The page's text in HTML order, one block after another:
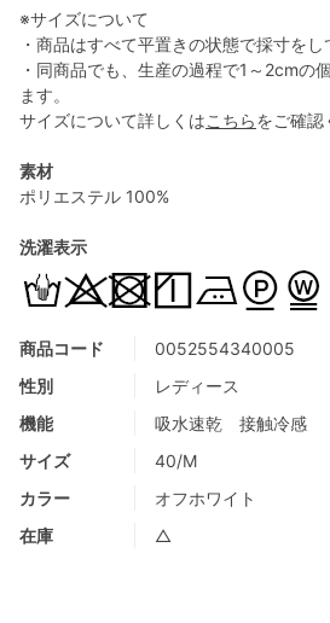
商品コード
0052554340005
性別
レディース
機能
吸水速乾 接触冷感
サイズ
40/M
カラー
オフホワイト
在庫
△
※サイズについて
・商品はすべて平置きの状態で採寸をし
・同商品でも、生産の過程で1～2cmの
ます。
サイズについて詳しくはこちらをご確認
素材
ポリエステル 100%
洗濯表示